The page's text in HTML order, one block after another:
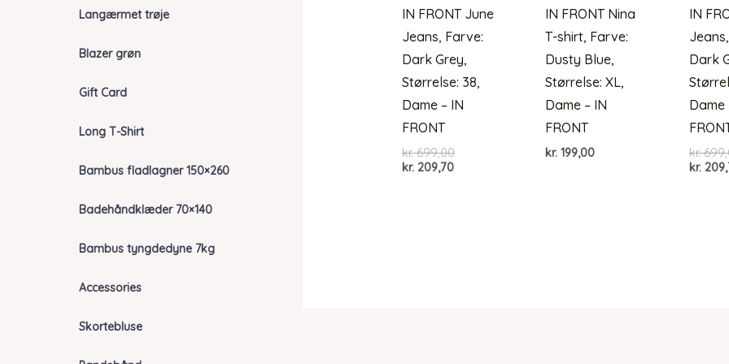
Langærmet trøje
Blazer grøn
Gift Card
Long T-Shirt
Bambus fladlagner 150×260
Badehåndklæder 70×140
Bambus tyngdedyne 7kg
Accessories
Skortebluse
IN FRONT June
Jeans, Farve:
Dark Grey,
Størrelse: 38,
Dame – IN
FRONT
kr.699,00Den
oprindelige
kr.209,70Den
IN FRONT Nina
T-shirt, Farve:
Dusty Blue,
Størrelse: XL,
Dame – IN
FRONT
kr. 199,00
IN
Dark
Dame
kr.
kr.